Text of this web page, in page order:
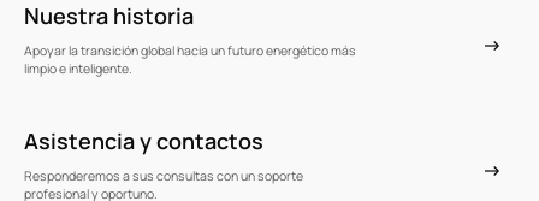
Nuestra historia
Apoyar la transición global hacia un futuro energético más
limpio e inteligente.
Asistencia y contactos
Responderemos a sus consultas con un soporte
profesional y oportuno.